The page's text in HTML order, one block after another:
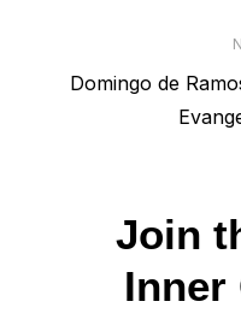
NextDomingo de
Join
Inner